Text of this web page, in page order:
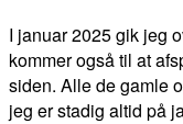
I januar 2025 gik jeg
kommer også til at
siden. Alle de gamle
jeg er stadig altid på